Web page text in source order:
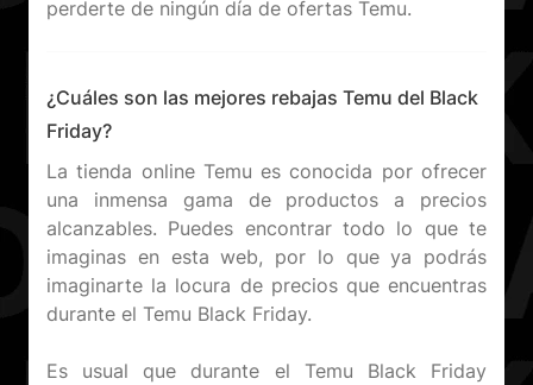
¿Cuáles son las mejores rebajas Temu del Black
Friday?
La tienda online Temu es conocida por ofrecer
una inmensa gama de productos a precios
alcanzables. Puedes encontrar todo lo que te
imaginas en esta web, por lo que ya podrás
imaginarte la locura de precios que encuentras
durante el Temu Black Friday.
Es usual que durante el Temu Black Friday